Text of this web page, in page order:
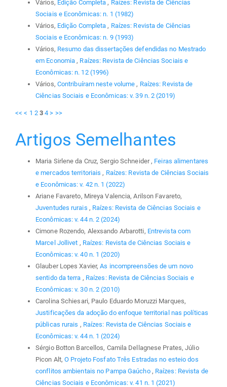
Vários, Edição Completa , Raízes: Revista de Ciências
Sociais e Econômicas: n. 1 (1982)
Vários, Edição Completa , Raízes: Revista de Ciências
Sociais e Econômicas: n. 9 (1993)
Vários, Resumo das dissertações defendidas no Mestrado
em Economia , Raízes: Revista de Ciências Sociais e
Econômicas: n. 12 (1996)
Vários, Contribuíram neste volume , Raízes: Revista de
Ciências Sociais e Econômicas: v. 39 n. 2 (2019)
<< < 1 2 3 4 > >>
Artigos Semelhantes
Maria Sirlene da Cruz, Sergio Schneider , Feiras alimentares
e mercados territoriais , Raízes: Revista de Ciências Sociais
e Econômicas: v. 42 n. 1 (2022)
Ariane Favareto, Mireya Valencia, Arilson Favareto,
Juventudes rurais , Raízes: Revista de Ciências Sociais e
Econômicas: v. 44 n. 2 (2024)
Cimone Rozendo, Alexsando Arbarotti, Entrevista com
Marcel Jollivet , Raízes: Revista de Ciências Sociais e
Econômicas: v. 40 n. 1 (2020)
Glauber Lopes Xavier,As incompreensões de um novo
sentido da terra , Raízes: Revista de Ciências Sociais e
Econômicas: v. 30 n. 2 (2010)
Carolina Schiesari, Paulo Eduardo Moruzzi Marques,
Justificações da adoção do enfoque territorial nas políticas
públicas rurais , Raízes: Revista de Ciências Sociais e
Econômicas: v. 44 n. 1 (2024)
Sérgio Botton Barcellos, Camila Dellagnese Prates, Júlio
Picon Alt,O Projeto Fosfato Três Estradas no esteio dos
conflitos ambientais no Pampa Gaúcho , Raízes: Revista de
Ciências Sociais e Econômicas: v. 41 n. 1 (2021)